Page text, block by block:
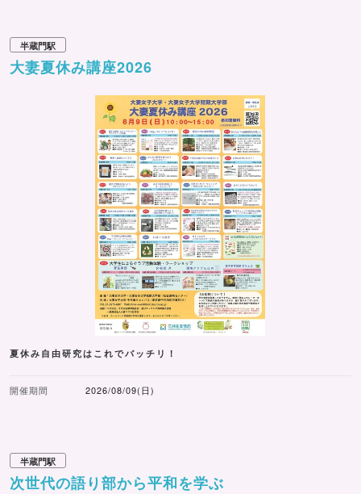
半蔵門駅
大妻夏休み講座2026
夏休み自由研究はこれでバッチリ！
開催期間 2026/08/09(日)
半蔵門駅
次世代の語り部から平和を学ぶ